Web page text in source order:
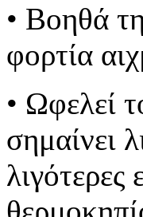
• Βοηθά
φορτία
• Ωφελεί
σημαίνει